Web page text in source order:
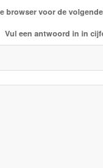
browser voor de
Vul een antwoord in in